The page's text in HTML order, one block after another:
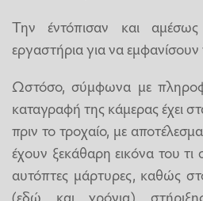
Την έντόπισαν και
εργαστήρια για να εμφανίσουν
Ωστόσο, σύμφωνα με
καταγραφή της κάμερας έχει
πριν το τροχαίο, με
έχουν ξεκάθαρη εικόνα του τι
αυτόπτες μάρτυρες, καθώς
(εδώ και χρόνια)